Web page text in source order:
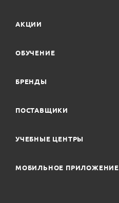
АКЦИИ
ОБУЧЕНИЕ
БРЕНДЫ
ПОСТАВЩИКИ
УЧЕБНЫЕ ЦЕНТРЫ
МОБИЛЬНОЕ ПРИЛОЖЕНИЕ